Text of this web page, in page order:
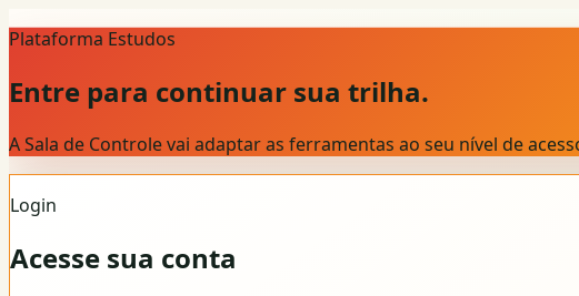
Plataforma Estudos
Entre para continuar sua trilha.
A Sala de Controle vai adaptar as ferramentas ao seu nível de
Login
Acesse sua conta